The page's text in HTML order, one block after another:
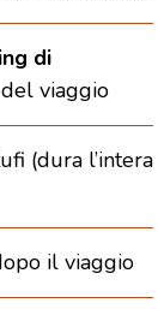
di
viaggio
(dura l’intera
il viaggio